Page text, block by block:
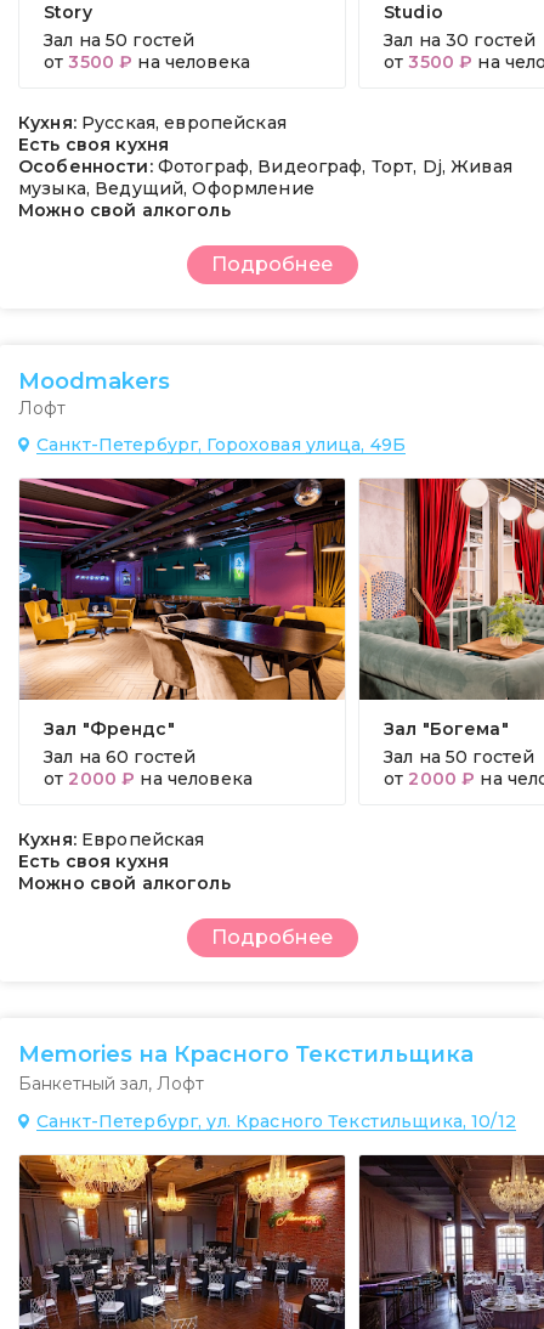
Story
Зал на 50 гостей
от3500 ₽ на человека
Studio
Зал на 30 гостей
от3500 ₽ на
Кухня: Русская, европейская
Есть своя кухня
Особенности: Фотограф, Видеограф, Торт, Dj, Живая
музыка, Ведущий, Оформление
Можно свой алкоголь
Подробнее
Moodmakers
Лофт
Санкт-Петербург, Гороховая улица, 49Б
Зал "Френдс"
Зал на 60 гостей
от 2000 ₽ на человека
Зал "Богема"
Зал на 50 гостей
от 2000 ₽ на
Кухня: Европейская
Есть своя кухня
Можно свой алкоголь
Подробнее
Memories на Красного Текстильщика
Банкетный зал, Лофт
Санкт-Петербург, ул. Красного Текстильщика, 10/12